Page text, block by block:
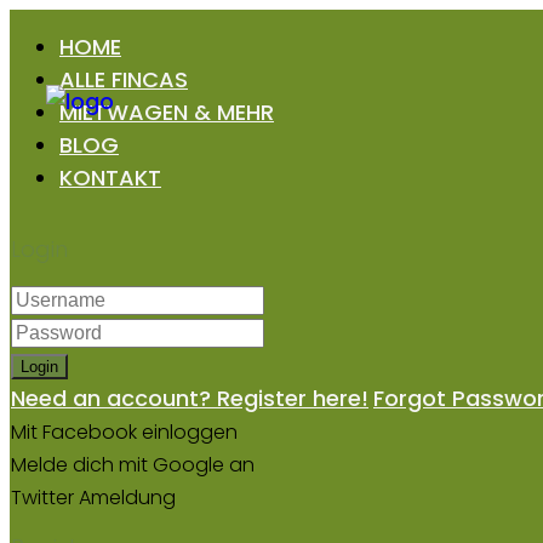
HOME
ALLE FINCAS
MIETWAGEN & MEHR
BLOG
KONTAKT
Login
Login
Need an account? Register here! Forgot
Mit Facebook einloggen
Melde dich mit Google an
Twitter Ameldung